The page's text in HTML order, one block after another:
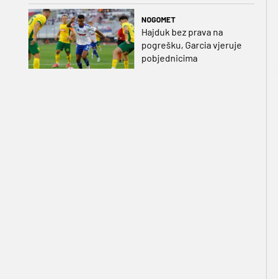
NOGOMET
Hajduk bez prava na
pogrešku, Garcia vjeruje
pobjednicima